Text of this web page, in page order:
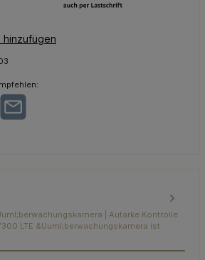
hinzufügen
| Autarke Kontrolle
LTE &Uuml;berwachungskamera ist